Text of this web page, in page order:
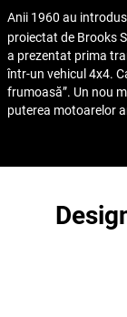
Anii 1960 au
proiectat de Brooks
a prezentat prima
într-un vehicul 4x4.
frumoasă”. Un nou
puterea motoarelor